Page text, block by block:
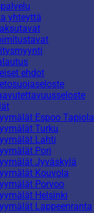
yhteyttä
ehdot
Espoo Tapiola
Turku
Lahti
Pori
Jyväskylä
Kouvola
Porvoo
Helsinki
Lappeenranta